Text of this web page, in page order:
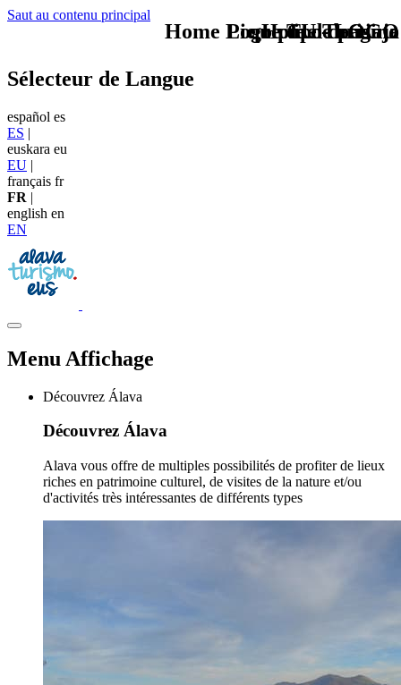
Saut au contenu principal
TU - LOGO
Sélecteur de Langue
español es
ES |
euskara eu
EU |
français fr
FR |
english en
EN
Menu Affichage
Découvrez Álava
Découvrez Álava
Alava vous offre de multiples possibilités de profiter de lieux
riches en patrimoine culturel, de visites de la nature et/ou
d'activités très intéressantes de différents types
que tipo de viaje
Home Logo pie de página
Pie Home Turismo